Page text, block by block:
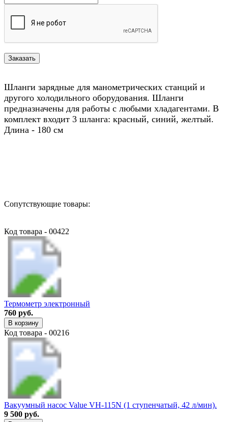
Шланги зарядные для манометрических станций и
другого холодильного оборудования. Шланги
предназначены для работы с любыми хладагентами. В
комплект входит 3 шланга: красный, синий, желтый.
Длина - 180 cм
Сопутствующие товары:
Код товара - 00422
Термометр электронный
760 руб.
В корзину
Код товара - 00216
Вакуумный насос Value VH-115N (1 ступенчатый, 42 л/мин).
9 500 руб.